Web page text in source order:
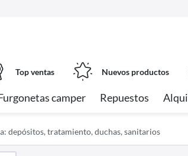
Top ventas Nuevos productos
camper Repuestos
depósitos, tratamiento, duchas, sanitarios